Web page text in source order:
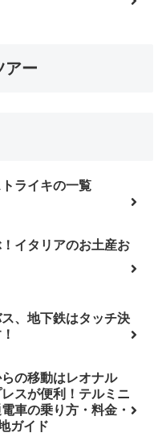
アー
ライキの一覧
イタリアのお土産お
、地下鉄はタッチ決
の移動はレオナル
レスが便利！テルミニ
車の乗り方・料金・
ガイド